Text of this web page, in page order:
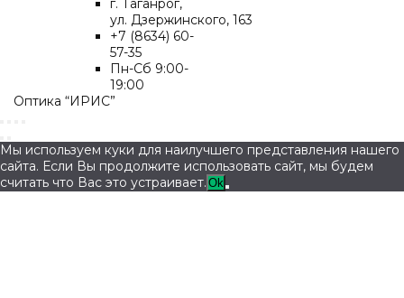
г. Таганрог,
ул. Дзержинского, 163
+7 (8634) 60-
57-35
Пн-Сб 9:00-
19:00
Оптика “ИРИС”
Мы используем куки для наилучшего представления нашего
сайта. Если Вы продолжите использовать сайт, мы будем
считать что Вас это устраивает. Ok